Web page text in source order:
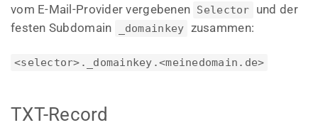
vom E-Mail-Provider vergebenen Selector
und der
festen Subdomain
_domainkey zusammen:
<selector>._domainkey.<meinedomain.de>
TXT-Record